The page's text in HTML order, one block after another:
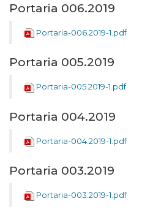
Portaria 006.2019
Portaria-006.2019-1.pdf
Portaria 005.2019
Portaria-005.2019-1.pdf
Portaria 004.2019
Portaria-004.2019-1.pdf
Portaria 003.2019
Portaria-003.2019-1.pdf